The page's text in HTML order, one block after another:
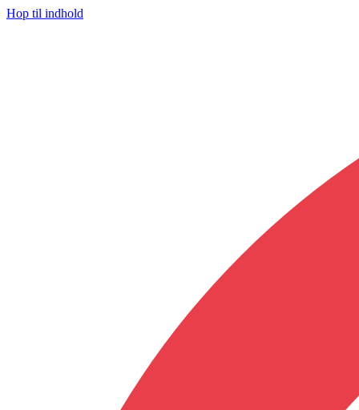
Hop til indhold